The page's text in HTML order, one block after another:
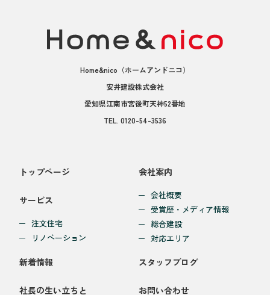
Home&nico （ホームアンドニコ）
安井建設株式会社
愛知県江南市宮後町天神52番地
TEL. 0120-54-3536
トップページ
サービス
注文住宅
リノベーション
会社案内
会社概要
受賞歴・メディア情報
総合建設
対応エリア
新着情報
社長の生い立ちと
スタッフブログ
お問い合わせ